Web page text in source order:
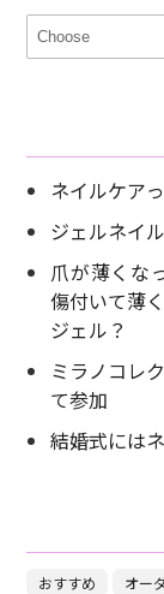
ネイルケア
ジェルネイ
爪が薄くな
傷付いて薄
ジェル？
ミラノコレ
て参加
結婚式には
おすすめ オー